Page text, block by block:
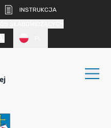
INSTRUKCJA